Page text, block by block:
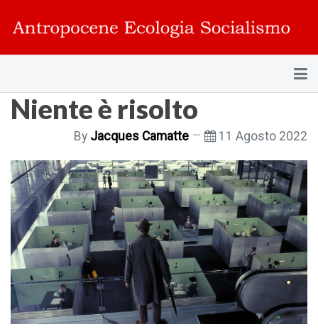
Niente è risolto
By Jacques Camatte 11 Agosto 2022